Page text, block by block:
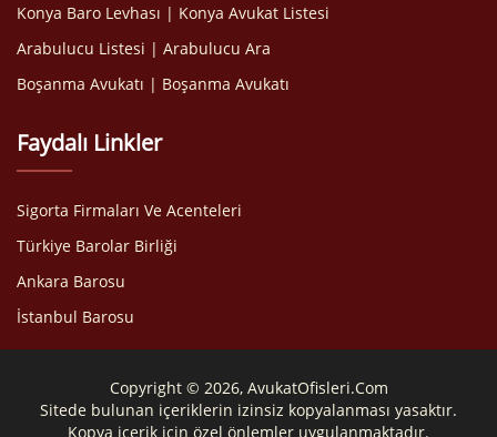
Konya Baro Levhası | Konya Avukat Listesi
Arabulucu Listesi | Arabulucu Ara
Boşanma Avukatı | Boşanma Avukatı
Faydalı Linkler
Sigorta Firmaları Ve Acenteleri
Türkiye Barolar Birliği
Ankara Barosu
İstanbul Barosu
Copyright © 2026, AvukatOfisleri.Com
Sitede bulunan içeriklerin izinsiz kopyalanması yasaktır.
Kopya içerik için özel önlemler uygulanmaktadır.